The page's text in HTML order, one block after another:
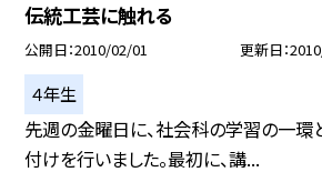
伝統工芸に触れる
公開日 2010/02/01 更新日
４年生
先週の金曜日に、社会科の学習の一環
付けを行いました。最初に、講...